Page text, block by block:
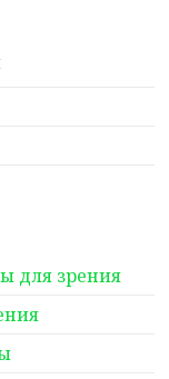
для зрения